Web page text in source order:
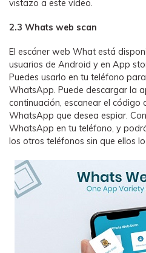
vistazo a este vídeo.
2.3 Whats web scan
El escáner web What está
usuarios de Android y en App
Puedes usarlo en tu teléfono
WhatsApp. Puede descargar la
continuación, escanear el código
WhatsApp que desea espiar.
WhatsApp en tu teléfono, y
los otros teléfonos sin que ellos